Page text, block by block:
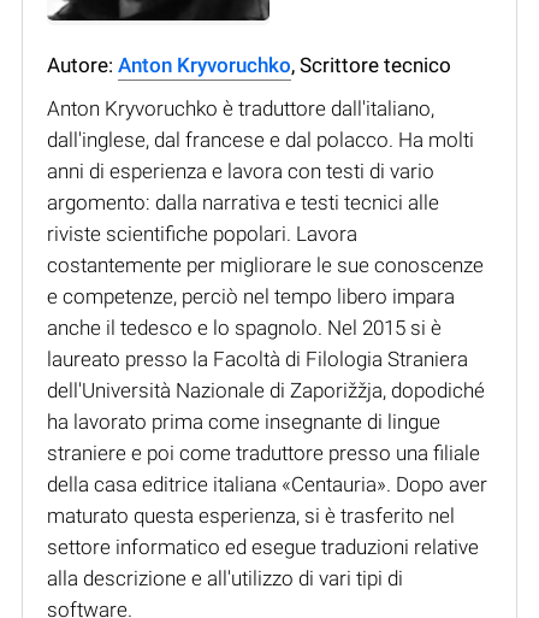
Autore: Anton Kryvoruchko, Scrittore tecnico
Anton Kryvoruchko è traduttore dall'italiano,
dall'inglese, dal francese e dal polacco. Ha molti
anni di esperienza e lavora con testi di vario
argomento: dalla narrativa e testi tecnici alle
riviste scientifiche popolari. Lavora
costantemente per migliorare le sue conoscenze
e competenze, perciò nel tempo libero impara
anche il tedesco e lo spagnolo. Nel 2015 si è
laureato presso la Facoltà di Filologia Straniera
dell'Università Nazionale di Zaporižžja, dopodiché
ha lavorato prima come insegnante di lingue
straniere e poi come traduttore presso una filiale
della casa editrice italiana «Centauria». Dopo aver
maturato questa esperienza, si è trasferito nel
settore informatico ed esegue traduzioni relative
alla descrizione e all'utilizzo di vari tipi di
software.